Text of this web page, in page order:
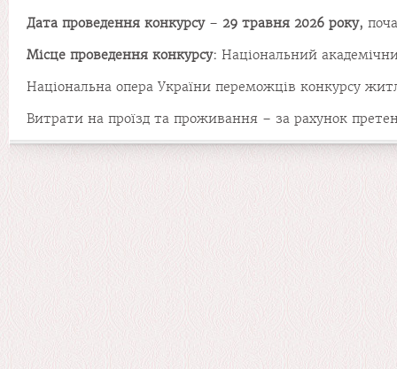
Дата проведення конкурсу– 29 травня 2026 року,
Місце проведення конкурсу: Національний
Національна опера України переможців конкурсу
Витрати на проїзд та проживання – за рахунок